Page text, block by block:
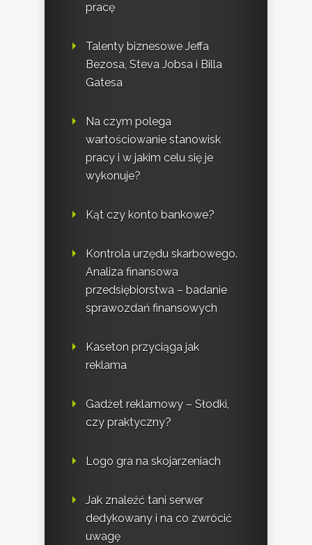
pracę
Talenty biznesowe Jeffa
Bezosa, Steva Jobsa i Billa
Gatesa
Na czym polega
wartościowanie stanowisk
pracy i w jakim celu się je
wykonuje?
Kąt czy konto bankowe?
Kontrola urzędu skarbowego.
Analiza finansowa
przedsiębiorstwa – badanie
sprawozdań finansowych
Kaseton przyciąga jak
reklama
Gadżet reklamowy – Słodki,
czy praktyczny?
Logo gra na skojarzeniach
Jak znaleźć tani serwer
dedykowany i na co zwrócić
uwagę